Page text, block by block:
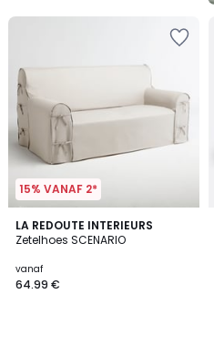
15% VANAF 2*
LA REDOUTE INTERIEURS
Zetelhoes SCENARIO
vanaf
64.99 €
3.7
/ 5
8
Kleuren